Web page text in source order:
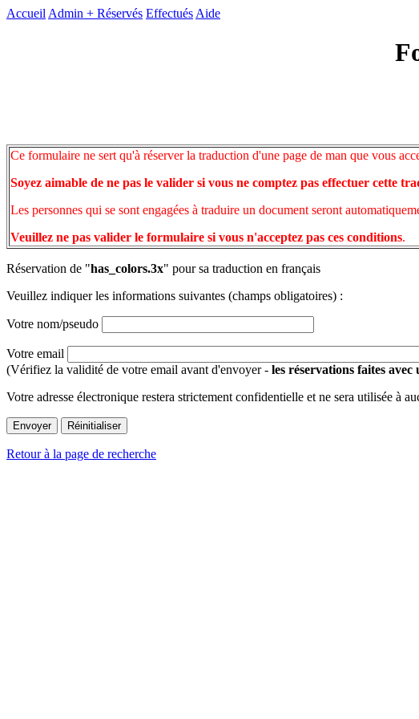
Accueil Admin + Réservés Effectués Aide
Ce formulaire ne sert qu'à réserver la traduction d'une page de man que vous
Soyez aimable de ne pas le valider si vous ne comptez pas effectuer cette
Les personnes qui se sont engagées à traduire un document seront
Veuillez ne pas valider le formulaire si vous n'acceptez pas ces conditions.
Réservation de "has_colors.3x" pour sa traduction en français
Veuillez indiquer les informations suivantes (champs obligatoires) :
Votre nom/pseudo
Votre email
(Vérifiez la validité de votre email avant d'envoyer - les réservations faites avec
Votre adresse électronique restera strictement confidentielle et ne sera utilisée à
Retour à la page de recherche